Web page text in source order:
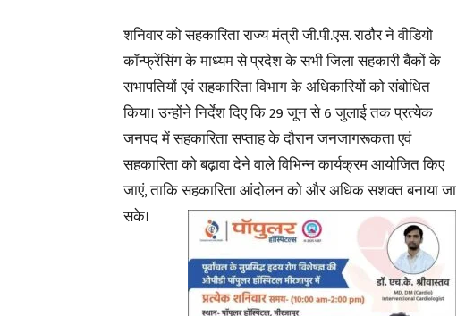
शनिवार को सहकारिता राज्य मंत्री जी.पी.एस. राठौर ने वीडियो
कॉन्फ्रेंसिंग के माध्यम से प्रदेश के सभी जिला सहकारी बैंकों के
सभापतियों एवं सहकारिता विभाग के अधिकारियों को संबोधित
किया। उन्होंने निर्देश दिए कि 29 जून से 6 जुलाई तक प्रत्येक
जनपद में सहकारिता सप्ताह के दौरान जनजागरूकता एवं
सहकारिता को बढ़ावा देने वाले विभिन्न कार्यक्रम आयोजित किए
जाएं, ताकि सहकारिता आंदोलन को और अधिक सशक्त बनाया जा
सके।